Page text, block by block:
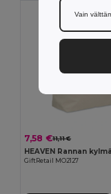
7,58 €11,11 €
GiftRetail MO2127
Vain